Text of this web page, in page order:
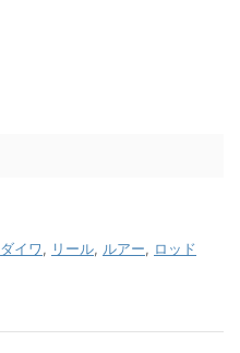
ダイワ, リール, ルアー, ロッド